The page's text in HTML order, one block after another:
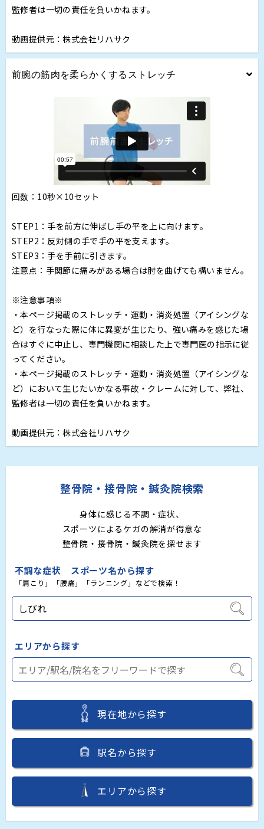
監修者は一切の責任を負いかねます。
動画提供元：株式会社リハサク
前腕の筋肉を柔らかくするストレッチ
回数：10秒×10セット
STEP1：手を前方に伸ばし手の平を上に向けます。
STEP2：反対側の手で手の平を支えます。
STEP3：手を手前に引きます。
注意点：手関節に痛みがある場合は肘を曲げても構いません。
※注意事項※
・本ページ掲載のストレッチ・運動・消炎処置（アイシングな
ど）を行なった際に体に異変が生じたり、強い痛みを感じた場
合はすぐに中止し、専門機関に相談した上で専門医の指示に従
ってください。
・本ページ掲載のストレッチ・運動・消炎処置（アイシングな
ど）において生じたいかなる事故・クレームに対して、弊社、
監修者は一切の責任を負いかねます。
動画提供元：株式会社リハサク
整骨院・接骨院・鍼灸院検索
身体に感じる不調・症状、
スポーツによるケガの解消が得意な
整骨院・接骨院・鍼灸院を探せます
不調な症状 スポーツ名から探す
「肩こり」「腰痛」「ランニング」などで検索！
エリアから探す
現在地から探す
駅名から探す
エリアから探す